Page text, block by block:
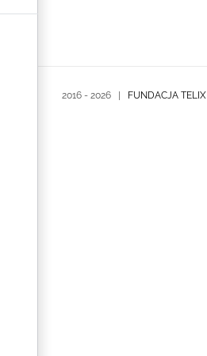
2016 - 2026 | FUNDACJA TELIX